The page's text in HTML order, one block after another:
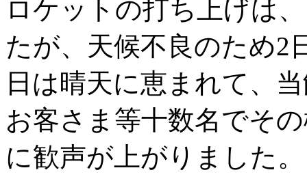
ロケットの打ち上げは
たが、天候不良のため2
日は晴天に恵まれて、
お客さま等十数名でそ
に歓声が上がりました。